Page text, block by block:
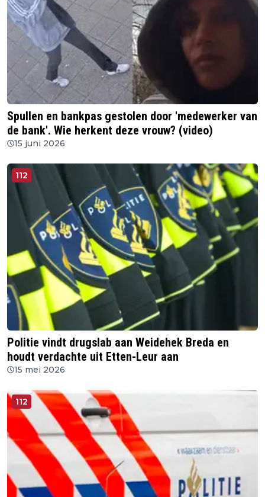
Spullen en bankpas gestolen door 'medewerker van
de bank'. Wie herkent deze vrouw? (video)
15 juni 2026
112
Politie vindt drugslab aan Weidehek Breda en
houdt verdachte uit Etten-Leur aan
15 mei 2026
112